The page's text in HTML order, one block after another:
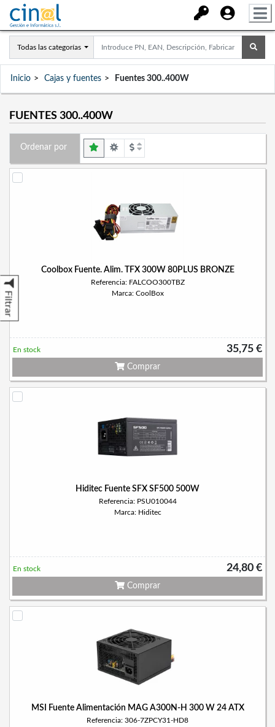
Todas las categorías
Inicio Cajas y fuentes Fuentes 300..400W
FUENTES 300..400W
Filtrar
Ordenar por
Coolbox Fuente. Alim. TFX 300W 80PLUS BRONZE
Referencia: FALCOO300TBZ
Marca: CoolBox
35,75 €
En stock
Comprar
Hiditec Fuente SFX SF500 500W
Referencia: PSU010044
Marca: Hiditec
24,80 €
En stock
Comprar
MSI Fuente Alimentación MAG A300N-H 300 W 24 ATX
Referencia: 306-7ZPCY31-HD8